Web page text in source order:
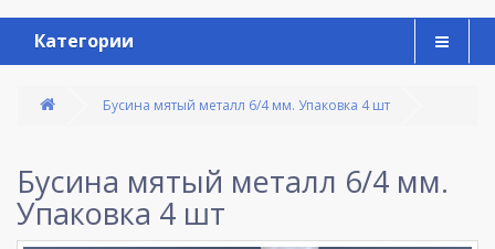
Категории
Бусина мятый металл 6/4 мм. Упаковка 4 шт
Бусина мятый металл 6/4 мм.
Упаковка 4 шт